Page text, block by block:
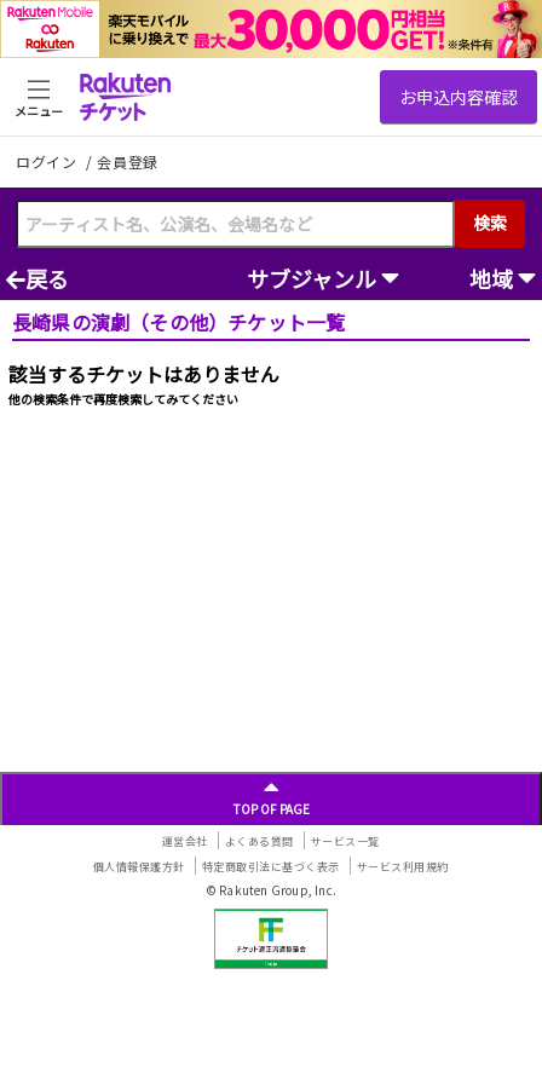
ログイン /会員登録
検索
メニュー
戻る サブジャンル 地域
長崎県の演劇（その他）チケット一覧
該当するチケットはありません
他の検索条件で再度検索してみてください
TOP OF PAGE
運営会社 よくある質問
サービス一覧
個人情報保護方針
特定商取引法に基づく表示 サービス利用規約
© Rakuten Group, Inc.